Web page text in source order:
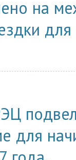
на
для
для